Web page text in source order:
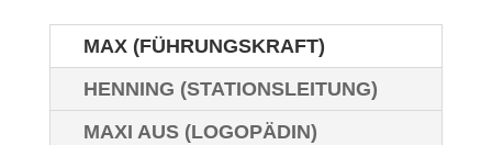
MAX (FÜHRUNGSKRAFT)
HENNING (STATIONSLEITUNG)
MAXI AUS (LOGOPÄDIN)